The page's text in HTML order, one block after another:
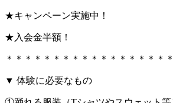
★キャンペーン実施中！
★入会金半額！
＊＊＊＊＊＊＊＊＊＊＊＊＊＊＊＊＊
▼ 体験に必要なもの